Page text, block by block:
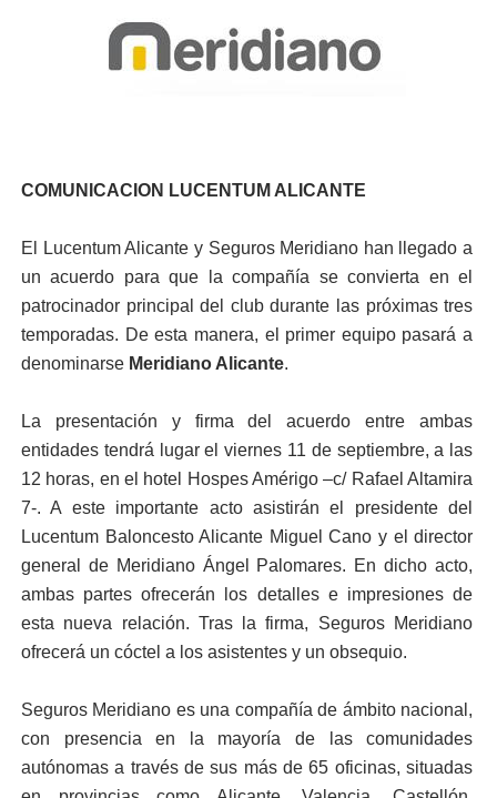
COMUNICACION LUCENTUM ALICANTE
El Lucentum Alicante y Seguros Meridiano han llegado a
un acuerdo para que la compañía se convierta en el
patrocinador principal del club durante las próximas tres
temporadas. De esta manera, el primer equipo pasará a
denominarse Meridiano Alicante.
La presentación y firma del acuerdo entre ambas
entidades tendrá lugar el viernes 11 de septiembre, a las
12 horas, en el hotel Hospes Amérigo –c/ Rafael Altamira
7-. A este importante acto asistirán el presidente del
Lucentum Baloncesto Alicante Miguel Cano y el director
general de Meridiano Ángel Palomares. En dicho acto,
ambas partes ofrecerán los detalles e impresiones de
esta nueva relación. Tras la firma, Seguros Meridiano
ofrecerá un cóctel a los asistentes y un obsequio.
Seguros Meridiano es una compañía de ámbito nacional,
con presencia en la mayoría de las comunidades
autónomas a través de sus más de 65 oficinas, situadas